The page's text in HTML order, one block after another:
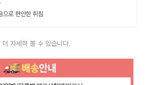
로 편안한 취침
자세히 볼 수 있습니다.